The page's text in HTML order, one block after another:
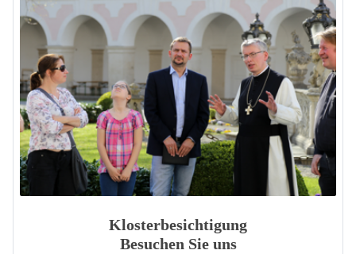
Klosterbesichtigung
Besuchen Sie uns